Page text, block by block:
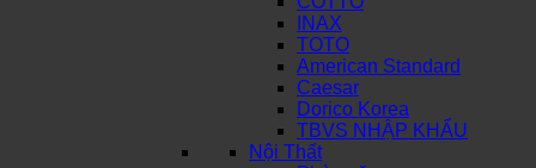
INAX
TOTO
American Standard
Caesar
Dorico Korea
TBVS NHẬP KHẨU
Nội Thất